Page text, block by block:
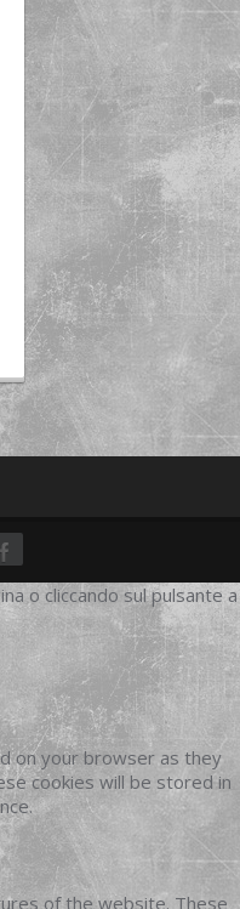
o cliccando sul pulsante a
on your browser as they
cookies will be stored in
of the website. These